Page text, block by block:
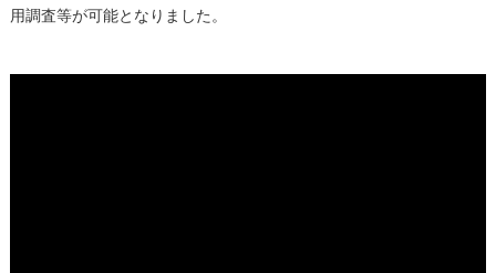
用調査等が可能となりました。